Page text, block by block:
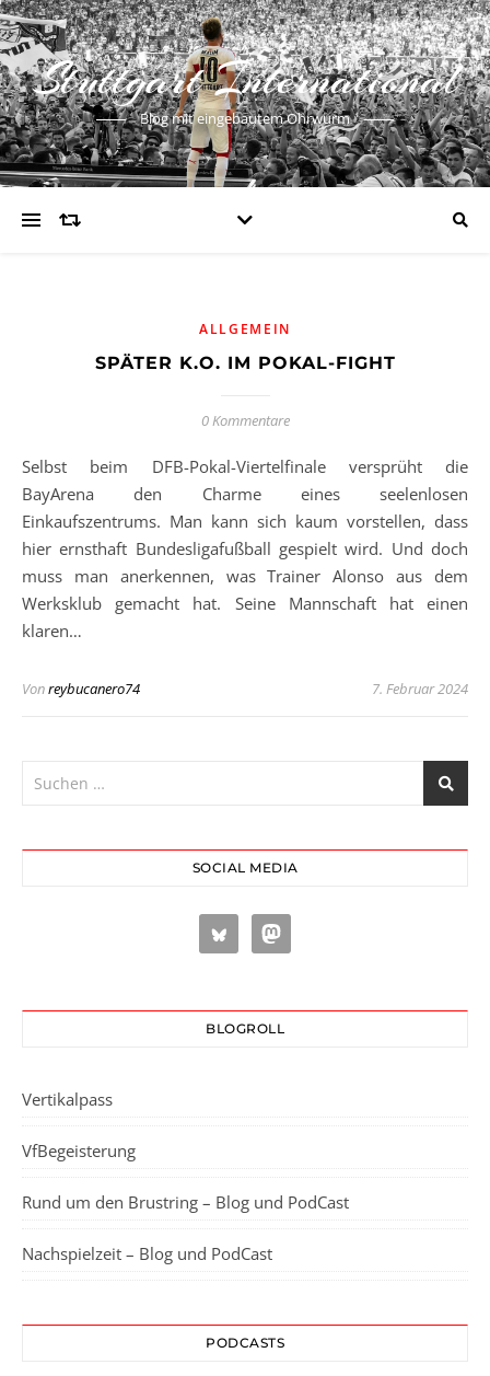
Stuttgart International
Blog mit eingebautem Ohrwurm
ALLGEMEIN
SPÄTER K.O. IM POKAL-FIGHT
0 Kommentare
Selbst beim DFB-Pokal-Viertelfinale versprüht die
BayArena den Charme eines seelenlosen
Einkaufszentrums. Man kann sich kaum vorstellen, dass
hier ernsthaft Bundesligafußball gespielt wird. Und doch
muss man anerkennen, was Trainer Alonso aus dem
Werksklub gemacht hat. Seine Mannschaft hat einen
klaren…
Vonreybucanero74 7. Februar 2024
SOCIAL MEDIA
BLOGROLL
Vertikalpass
VfBegeisterung
Rund um den Brustring – Blog und PodCast
Nachspielzeit – Blog und PodCast
PODCASTS